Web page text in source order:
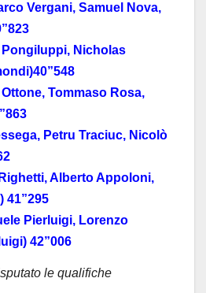
Vergani, Samuel Nova,
Pongiluppi, Nicholas
Tommaso Rosa,
Petru Traciuc, Nicolò
Alberto Appoloni,
41”295
Pierluigi, Lorenzo
42”006
le qualifiche